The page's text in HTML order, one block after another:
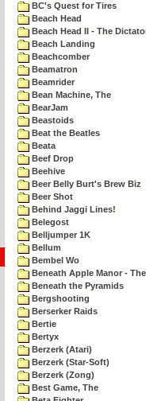
BC's Quest for Tires
Beach Head
Beach Head II - The
Beach Landing
Beachcomber
Beamatron
Beamrider
Bean Machine, The
BearJam
Beastoids
Beat the Beatles
Beata
Beef Drop
Beehive
Beer Belly Burt's Brew Biz
Beer Shot
Behind Jaggi Lines!
Belegost
Belljumper 1K
Bellum
Bembel Wo
Beneath Apple Manor -
Beneath the Pyramids
Bergshooting
Berserker Raids
Bertie
Bertyx
Berzerk (Atari)
Berzerk (Star-Soft)
Berzerk (Zong)
Best Game, The